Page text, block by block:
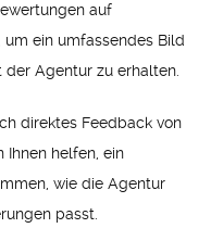
auf
ein umfassendes Bild
Agentur zu erhalten.
direktes Feedback von
Ihnen helfen, ein
wie die Agentur
passt.